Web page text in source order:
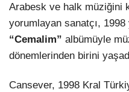
Arabesk ve halk müziğini
yorumlayan sanatçı, 1998
“Cemalim” albümüyle
dönemlerinden birini
Cansever, 1998 Kral